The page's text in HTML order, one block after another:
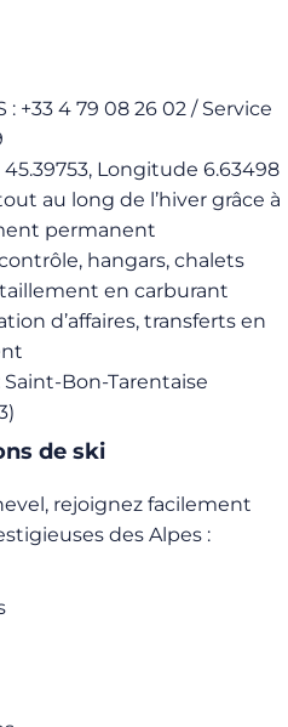
: +33 4 79 08 26 02 / Service
Longitude 6.63498
au long de l’hiver grâce à
permanent
hangars, chalets
en carburant
d’affaires, transferts en
Saint-Bon-Tarentaise
de ski
rejoignez facilement
des Alpes :